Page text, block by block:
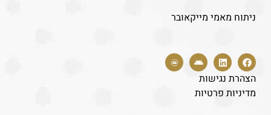
ניתוח מאמי מייקאובר
הצהרת נגישות
מדיניות פרטיות